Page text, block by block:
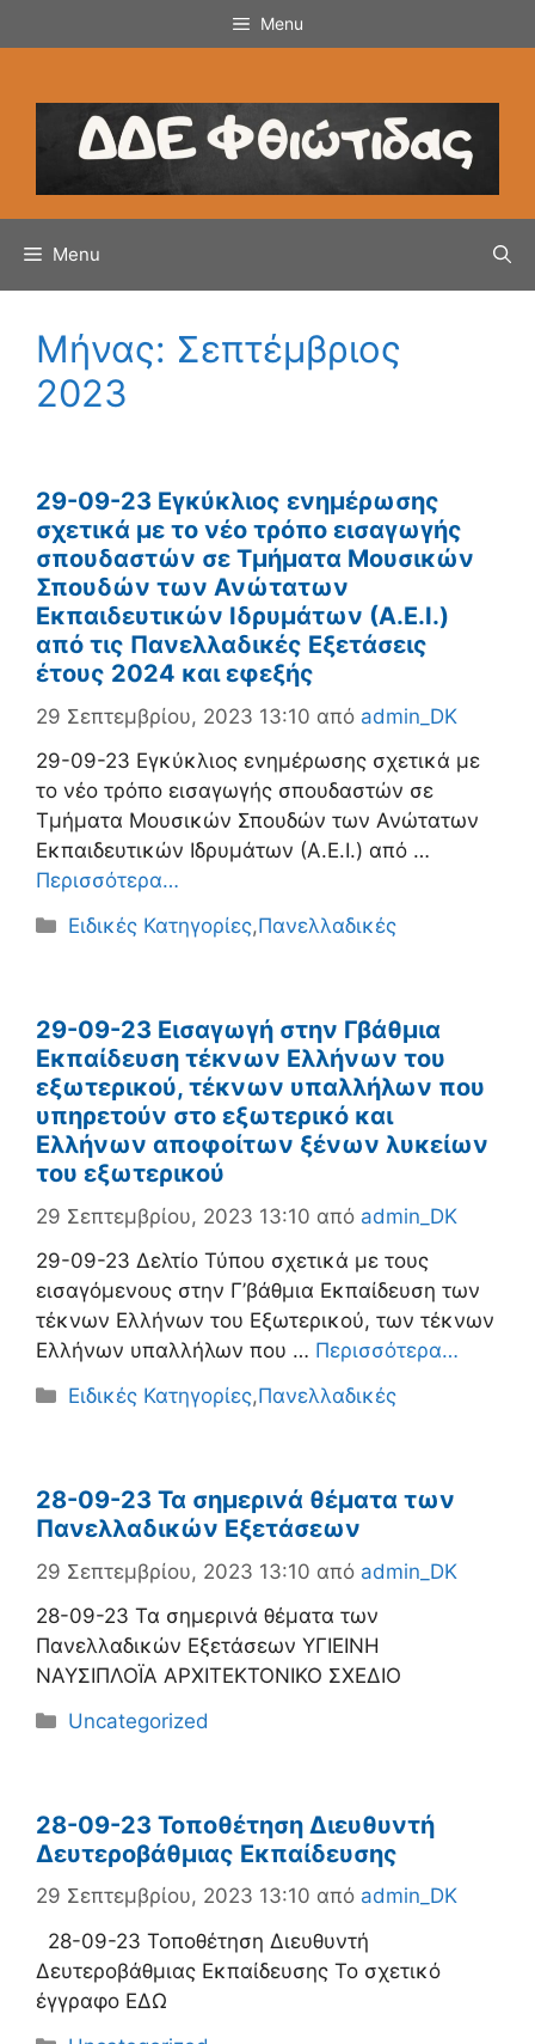
σε
Menu
Menu
Μήνας: Σεπτέμβριος
2023
29-09-23 Εγκύκλιος ενημέρωσης
σχετικά με το νέο τρόπο εισαγωγής
σπουδαστών σε Τμήματα Μουσικών
Σπουδών των Ανώτατων
Εκπαιδευτικών Ιδρυμάτων (Α.Ε.Ι.)
από τις Πανελλαδικές Εξετάσεις
έτους 2024 και εφεξής
29 Σεπτεμβρίου, 2023 13:10 από admin_DK
29-09-23 Εγκύκλιος ενημέρωσης σχετικά με
το νέο τρόπο εισαγωγής σπουδαστών σε
Τμήματα Μουσικών Σπουδών των Ανώτατων
Εκπαιδευτικών Ιδρυμάτων (Α.Ε.Ι.) από …
Περισσότερα…
Κατηγορίες
Ειδικές Κατηγορίες,Πανελλαδικές
29-09-23 Εισαγωγή στην Γβάθμια
Εκπαίδευση τέκνων Ελλήνων του
εξωτερικού, τέκνων υπαλλήλων που
υπηρετούν στο εξωτερικό και
Ελλήνων αποφοίτων ξένων λυκείων
του εξωτερικού
29 Σεπτεμβρίου, 2023 13:10 από admin_DK
29-09-23 Δελτίο Τύπου σχετικά με τους
εισαγόμενους στην Γ’βάθμια Εκπαίδευση των
τέκνων Ελλήνων του Εξωτερικού, των τέκνων
Ελλήνων υπαλλήλων που … Περισσότερα…
Κατηγορίες
Ειδικές Κατηγορίες,Πανελλαδικές
28-09-23 Τα σημερινά θέματα των
Πανελλαδικών Εξετάσεων
29 Σεπτεμβρίου, 2023 13:10 από admin_DK
28-09-23 Τα σημερινά θέματα των
Πανελλαδικών Εξετάσεων ΥΓΙΕΙΝΗ
ΝΑΥΣΙΠΛΟΪΑ ΑΡΧΙΤΕΚΤΟΝΙΚΟ ΣΧΕΔΙΟ
Κατηγορίες
Uncategorized
28-09-23 Τοποθέτηση Διευθυντή
Δευτεροβάθμιας Εκπαίδευσης
29 Σεπτεμβρίου, 2023 13:10 από admin_DK
28-09-23 Τοποθέτηση Διευθυντή
Δευτεροβάθμιας Εκπαίδευσης Το σχετικό
έγγραφο ΕΔΩ